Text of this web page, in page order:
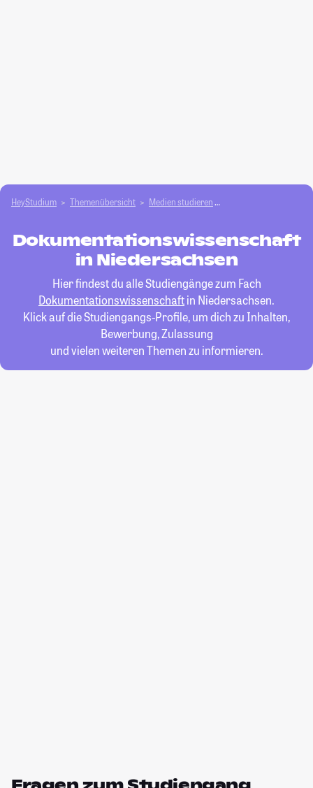
HeyStudium Themenübersicht Medien studieren
Dokumentationswissenschaft
in Niedersachsen
Hier findest du alle Studiengänge zum Fach
Dokumentationswissenschaftin Niedersachsen.
Klick auf die Studiengangs-Profile, um dich zu Inhalten,
Bewerbung, Zulassung
und vielen weiteren Themen zu informieren.